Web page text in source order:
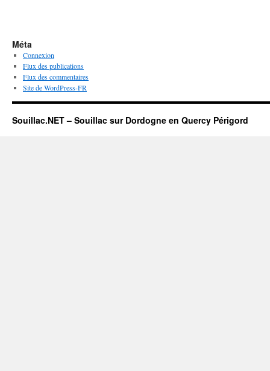
Méta
Connexion
Flux des publications
Flux des commentaires
Site de WordPress-FR
Souillac.NET – Souillac sur Dordogne en Quercy Périgord